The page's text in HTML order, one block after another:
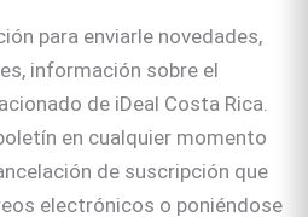
para enviarle novedades,
información sobre el
de iDeal Costa Rica.
en cualquier momento
de suscripción que
electrónicos o poniéndose